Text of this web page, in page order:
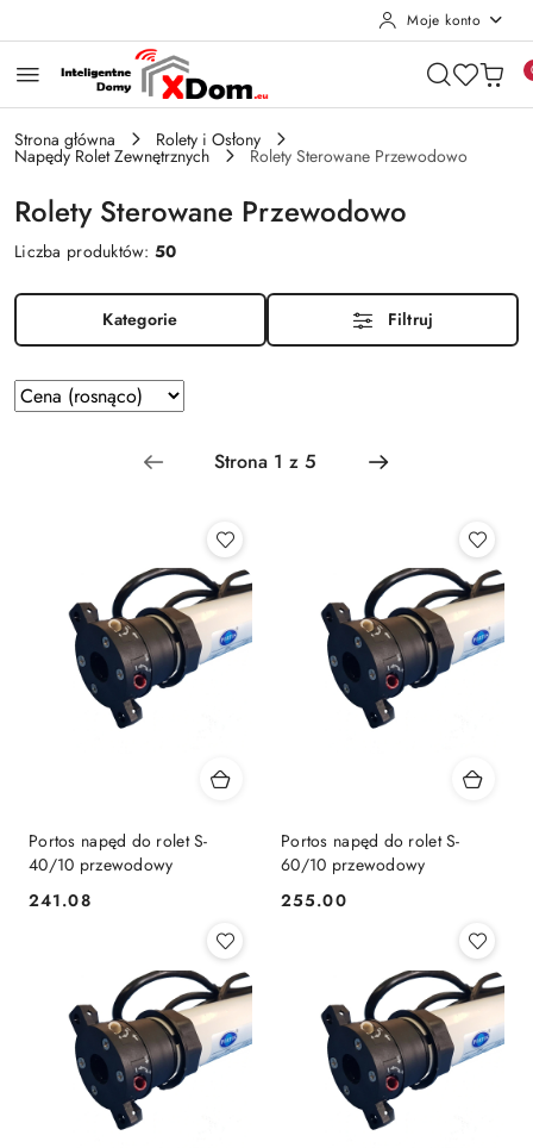
Moje konto
Strona główna Rolety i Osłony
Napędy Rolet Zewnętrznych Rolety Sterowane Przewodowo
Rolety Sterowane Przewodowo
Liczba produktów:50
Kategorie Filtruj
Zastosowano
sortowanie:
Sortuj
według
Portos napęd do rolet S-
40/10 przewodowy
Cena:
241.08
Portos napęd do rolet S-
60/10 przewodowy
Cena:
255.00